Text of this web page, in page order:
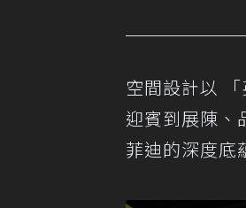
空間設計以
迎賓到展陳、
菲迪的深度底